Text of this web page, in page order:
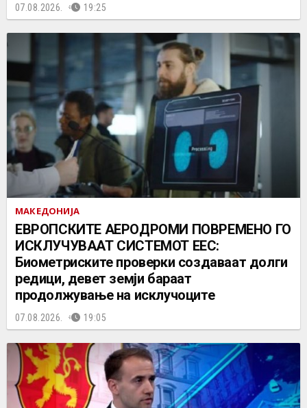
07.08.2026. 19:25
МАКЕДОНИЈА
ЕВРОПСКИТЕ АЕРОДРОМИ ПОВРЕМЕНО ГО
ИСКЛУЧУВААТ СИСТЕМОТ ЕЕС:
Биометриските проверки создаваат долги
редици, девет земји бараат
продолжување на исклучоците
07.08.2026. 19:05